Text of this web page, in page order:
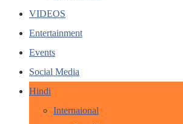
VIDEOS
Entertainment
Events
Social Media
Hindi
Internaional